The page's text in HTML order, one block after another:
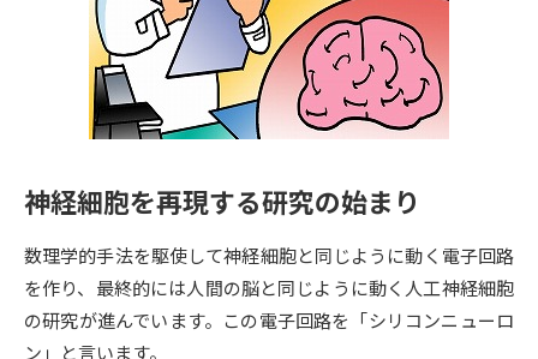
留学・進学関連、塾・予備校
大学入学共通テスト「受験案
内」の請求
大学入学共通テスト「受験上の
配慮案内」の請求
高等学校卒業程度認定試験
幼稚園教員資格認定試験 小学校教員資格認定試験
高等学校（情報）教員資格認定
試験
神経細胞を再現する研究の始まり
数理学的手法を駆使して神経細胞と同じように動く電子回路
を作り、最終的には人間の脳と同じように動く人工神経細胞
の研究が進んでいます。この電子回路を「シリコンニューロ
ン」と言います。